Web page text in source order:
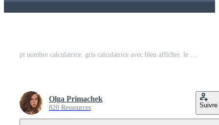
pi nombre calculatrice. gris calculatrice avec bleu afficher. le Nombres sont affiché clairement et sont facile à lire. Vecteur Pro
Olga Primachek
820 Ressources Suivre